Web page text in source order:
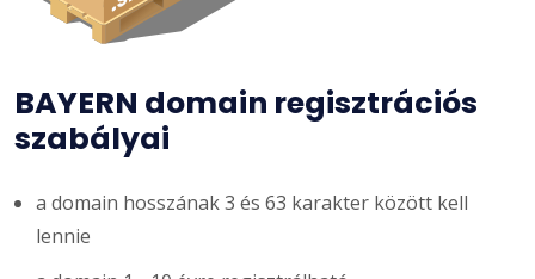
BAYERN domain regisztrációs
szabályai
a domain hosszának 3 és 63 karakter között kell
lennie